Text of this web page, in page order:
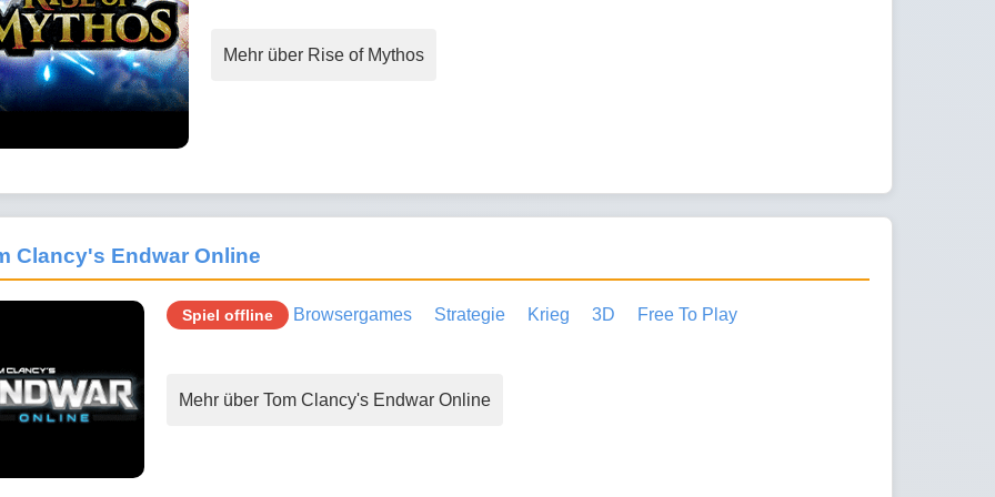
Mehr über Rise of Mythos
Clancy's Endwar Online
Spiel offline Browsergames Strategie Krieg 3D Free To Play
Mehr über Tom Clancy's Endwar Online